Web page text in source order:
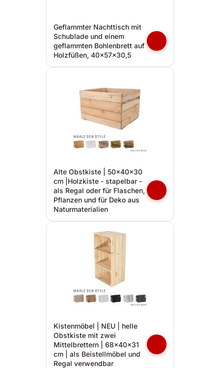
Geflammter Nachttisch mit
Schublade und einem
geflammten Bohlenbrett auf
Holzfüßen, 40x57x30,5
Alte Obstkiste | 50x40x30
cm |Holzkiste - stapelbar -
als Regal oder für Flaschen,
Pflanzen und für Deko aus
Naturmaterialien
Kistenmöbel | NEU | helle
Obstkiste mit zwei
Mittelbrettern | 68x40x31
cm | als Beistellmöbel und
Regal verwendbar